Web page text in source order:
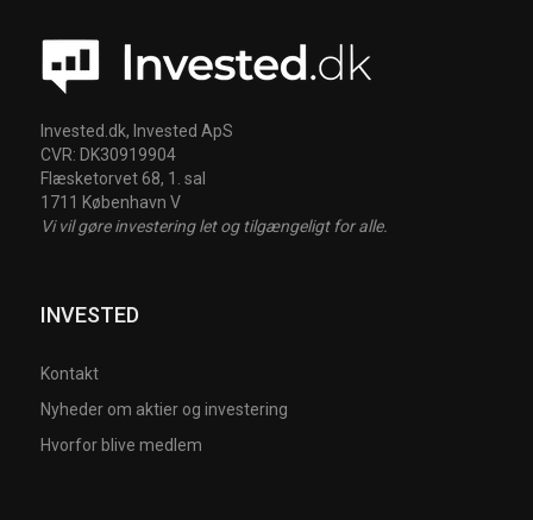
Invested.dk, Invested ApS
CVR: DK30919904
Flæsketorvet 68, 1. sal
1711 København V
Vi vil gøre investering let og tilgængeligt for alle.
INVESTED
Kontakt
Nyheder om aktier og investering
Hvorfor blive medlem